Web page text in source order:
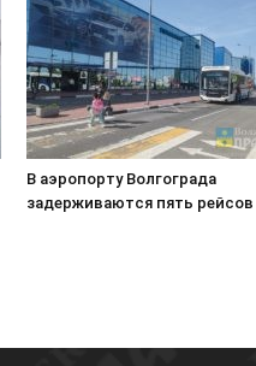
В аэропорту Волгограда
задерживаются пять рейсов